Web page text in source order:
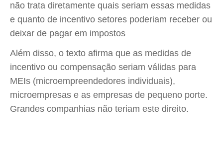
não trata diretamente quais seriam essas medidas
e quanto de incentivo setores poderiam receber ou
deixar de pagar em impostos
Além disso, o texto afirma que as medidas de
incentivo ou compensação seriam válidas para
MEIs (microempreendedores individuais),
microempresas e as empresas de pequeno porte.
Grandes companhias não teriam este direito.